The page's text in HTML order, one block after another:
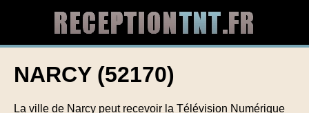
NARCY (52170)
La ville de Narcy peut recevoir la Télévision Numérique